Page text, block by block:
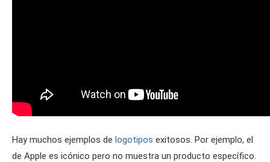
Hay muchos ejemplos de logotipos exitosos. Por ejemplo, el
de Apple es icónico pero no muestra un producto específico.